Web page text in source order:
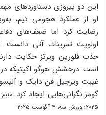
این دو پیروزی دستاوردهای
او از عملکرد هجومی تیم،
رضایت کرد اما ضعف‌های
اولویت تمرینات آتی دانست.
جذب فلورین ویرتز حکایت
است. درخشش هوگو اکیتیکه
غیبت ویرجیل فن دایک و
گومز نگرانی‌هایی ایجاد کرد.
۲۰۲۵؛ ورزش سه، ۴ آگوست ۲۰۲۵